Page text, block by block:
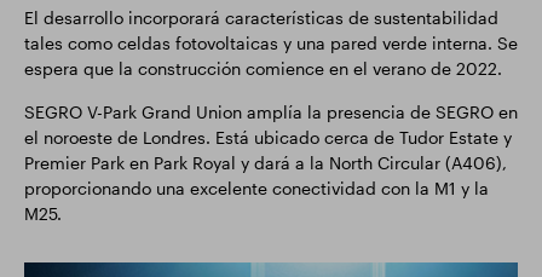
El desarrollo incorporará características de sustentabilidad
tales como celdas fotovoltaicas y una pared verde interna. Se
espera que la construcción comience en el verano de 2022.
SEGRO V-Park Grand Union amplía la presencia de SEGRO en
el noroeste de Londres. Está ubicado cerca de Tudor Estate y
Premier Park en Park Royal y dará a la North Circular (A406),
proporcionando una excelente conectividad con la M1 y la
M25.